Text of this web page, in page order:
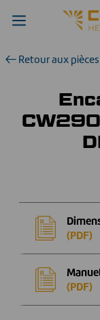
Retour aux
(PDF)
(PDF)